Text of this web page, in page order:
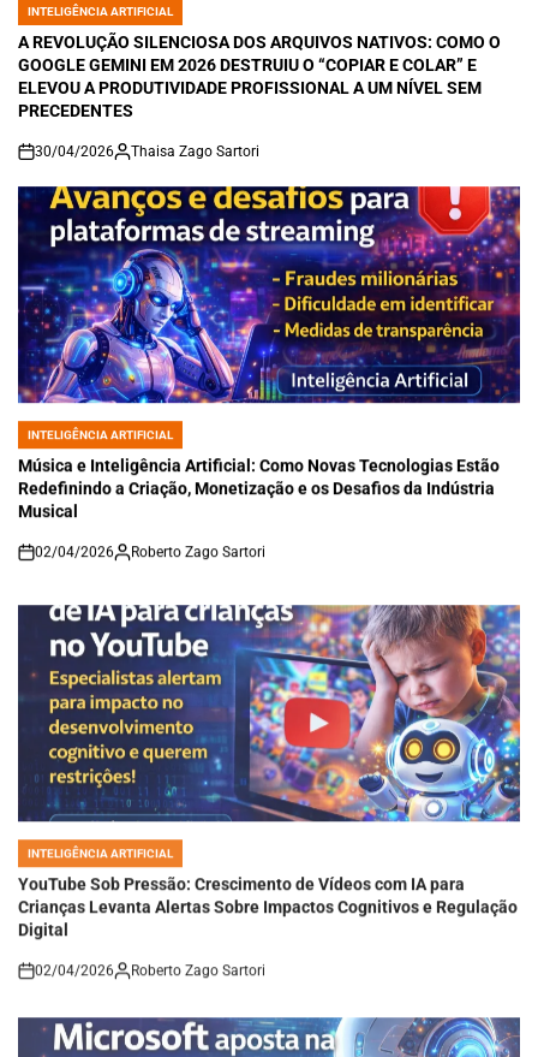
POSTED
IN
INTELIGÊNCIA ARTIFICIAL
A REVOLUÇÃO SILENCIOSA DOS ARQUIVOS NATIVOS: COMO O
GOOGLE GEMINI EM 2026 DESTRUIU O “COPIAR E COLAR” E
ELEVOU A PRODUTIVIDADE PROFISSIONAL A UM NÍVEL SEM
PRECEDENTES
on
30/04/2026 Thaisa Zago Sartori
POSTED
IN
INTELIGÊNCIA ARTIFICIAL
Música e Inteligência Artificial: Como Novas Tecnologias Estão
Redefinindo a Criação, Monetização e os Desafios da Indústria
Musical
on
02/04/2026 Roberto Zago Sartori
POSTED
IN
YouTube Sob Pressão: Crescimento de Vídeos com IA para
Crianças Levanta Alertas Sobre Impactos Cognitivos e Regulação
Digital
on